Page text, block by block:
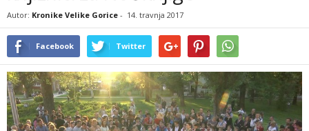
Autor: Kronike Velike Gorice - 14. travnja 2017
Facebook Twitter